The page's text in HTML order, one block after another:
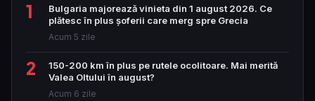
1
Bulgaria majorează vinieta din 1 august 2026. Ce
plătesc în plus șoferii care merg spre Grecia
Acum 5 zile
2
150-200 km în plus pe rutele ocolitoare. Mai merită
Valea Oltului în august?
Acum 6 zile